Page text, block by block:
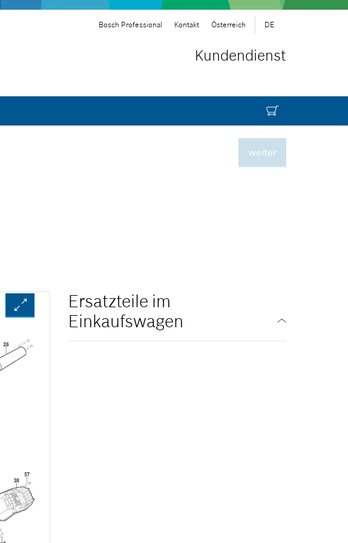
Bosch Professional Kontakt Österreich DE
Kundendienst
weiter
Ersatzteile im
Einkaufswagen